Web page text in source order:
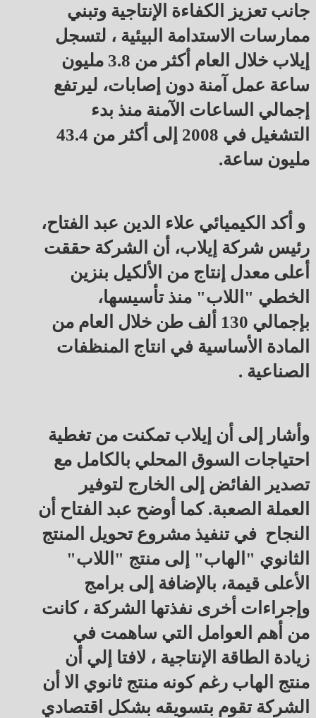
جانب تعزيز الكفاءة الإنتاجية وتبني
ممارسات الاستدامة البيئية ، لتسجل
إيلاب خلال العام أكثر من 3.8 مليون
ساعة عمل آمنة دون إصابات، ليرتفع
إجمالي الساعات الآمنة منذ بدء
التشغيل في 2008 إلى أكثر من 43.4
مليون ساعة.
و أكد الكيميائي علاء الدين عبد الفتاح،
رئيس شركة إيلاب، أن الشركة حققت
أعلى معدل إنتاج من الألكيل بنزين
الخطي "اللاب" منذ تأسيسها،
بإجمالي 130 ألف طن خلال العام من
المادة الأساسية في انتاج المنظفات
الصناعية .
وأشار إلى أن إيلاب تمكنت من تغطية
احتياجات السوق المحلي بالكامل مع
تصدير الفائض إلى الخارج لتوفير
العملة الصعبة. كما أوضح عبد الفتاح أن
النجاح في تنفيذ مشروع تحويل المنتج
الثانوي "الهاب" إلى منتج "اللاب"
الأعلى قيمة، بالإضافة إلى برامج
وإجراءات أخرى نفذتها الشركة ، كانت
من أهم العوامل التي ساهمت في
زيادة الطاقة الإنتاجية ، لافتا إلي أن
منتج الهاب رغم كونه منتج ثانوي الا أن
الشركة تقوم بتسويقه بشكل اقتصادي